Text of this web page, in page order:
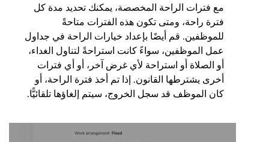
مع فترات الراحة المخصصة، يمكنك تحديد مدة كل
فترة راحة، ومتى تكون هذه الفترات متاحةً
للموظفين. قم أيضًا بإعداد خيارات الراحة في جداول
عمل الموظفين، سواءً كانت استراحةً لتناول الغداء،
أو الصلاة أو استراحة لأي غرض آخر، أو أي فترات
أخرى يشترطها القانون. إذا تم أخذ فترة الراحة، أو
كان الموظف قد سجل الخروج، سيتم إلغاؤها تلقائيًّا.